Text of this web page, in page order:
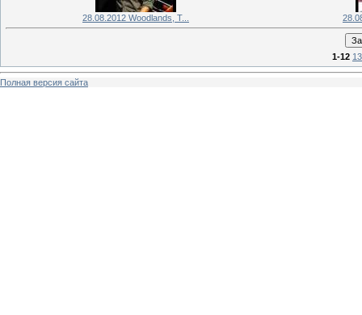
28.08.2012 Woodlands, T...
1-12
Полная версия сайта